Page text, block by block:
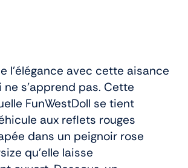
l’élégance avec cette aisance
s’apprend pas. Cette
FunWestDoll se tient
aux reflets rouges
dans un peignoir rose
qu’elle laisse